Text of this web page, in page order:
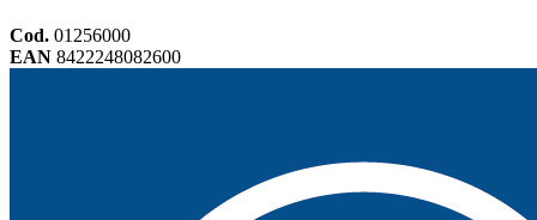
Cod. 01256000
EAN 8422248082600